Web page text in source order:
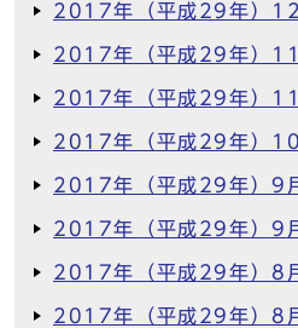
2017年（平成29年）
2017年（平成29年）
2017年（平成29年）
2017年（平成29年）
2017年（平成29年）9
2017年（平成29年）9
2017年（平成29年）8
2017年（平成29年）8